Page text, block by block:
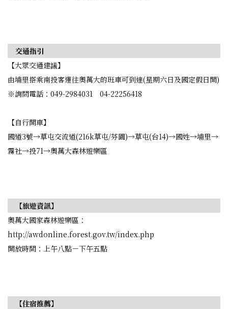
交通指引
【大眾交通建議】
由埔里搭乘南投客運往奧萬大的班車可到達(星期六日及國定假日開)
※詢問電話：049-2984031 04-22256418
【自行開車】
國道3號→草屯交流道(216k草屯/芬園)→草屯(台14)→國姓→埔里→
霧社→投71→奧萬大森林遊樂區
【旅遊資訊】
奧萬大國家森林遊樂區：
http://awdonline.forest.gov.tw/index.php
開放時間：上午八點－下午五點
【住宿推薦】